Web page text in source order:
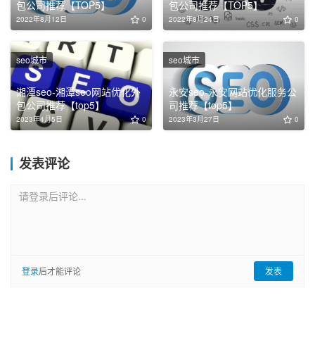
包公司推荐【TOP5】
2022年8月12日 0
包公司推荐【TOP5】
2022年8月24日 0
湘潭seo-湘潭seo网站优化外
包公司推荐【top5】
2023年4月5日 0
seo城市
永安seo-永安网站优化服务公
司推荐【top5】
2023年3月27日 0
seo城市
发表评论
请登录后评论...
登录后才能评论 发表